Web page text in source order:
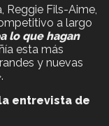
Reggie Fils-Aime,
a largo
lo que hagan
esta más
y nuevas
entrevista de